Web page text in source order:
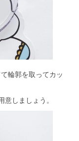
輪郭を取ってカッ
しましょう。